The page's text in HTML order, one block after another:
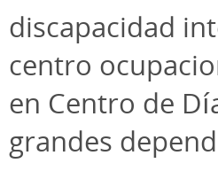
discapacidad
centro
en Centro de
grandes